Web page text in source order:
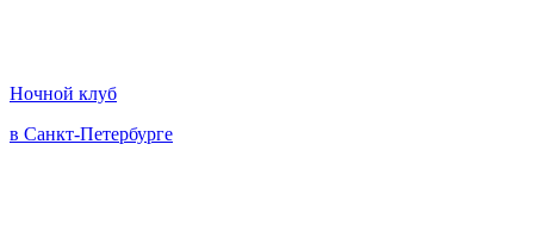
Ночной клуб
в Санкт-Петербурге